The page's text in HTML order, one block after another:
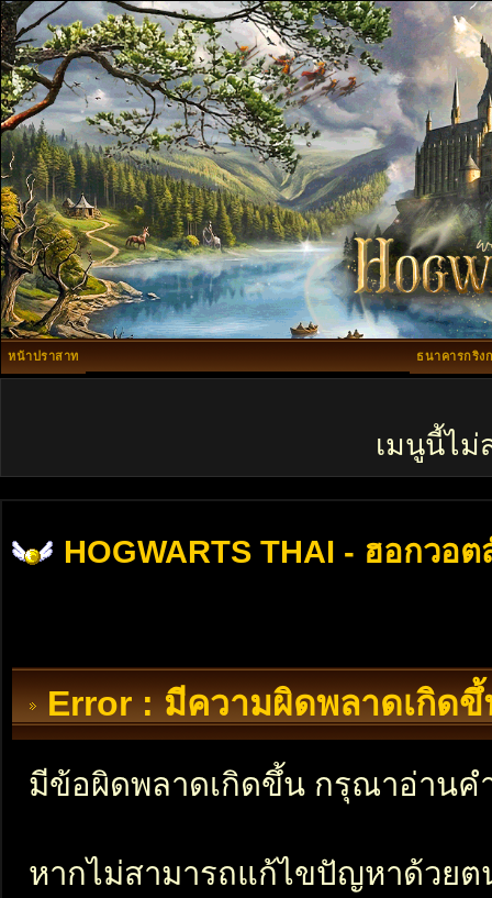
หน้าปราสาท ธนาคารกริง
เมนูนี้ไม่
HOGWARTS THAI - ฮอกวอต
Error : มีความผิดพลาดเกิดขึ้
มีข้อผิดพลาดเกิดขึ้น กรุณาอ่านค
หากไม่สามารถแก้ไขปัญหาด้วย